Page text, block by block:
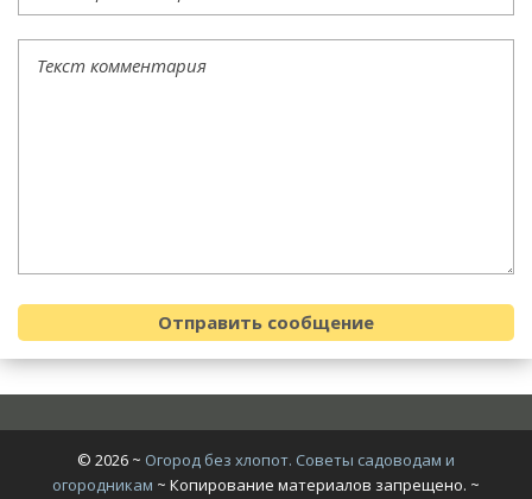
© 2026 ~ Огород без хлопот. Советы садоводам и
огородникам ~ Копирование материалов запрещено. ~